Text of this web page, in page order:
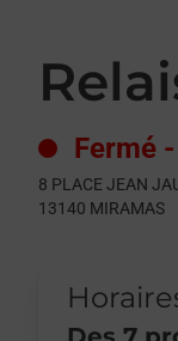
Fermé -
8 PLACE JEAN
13140 MIRAMAS